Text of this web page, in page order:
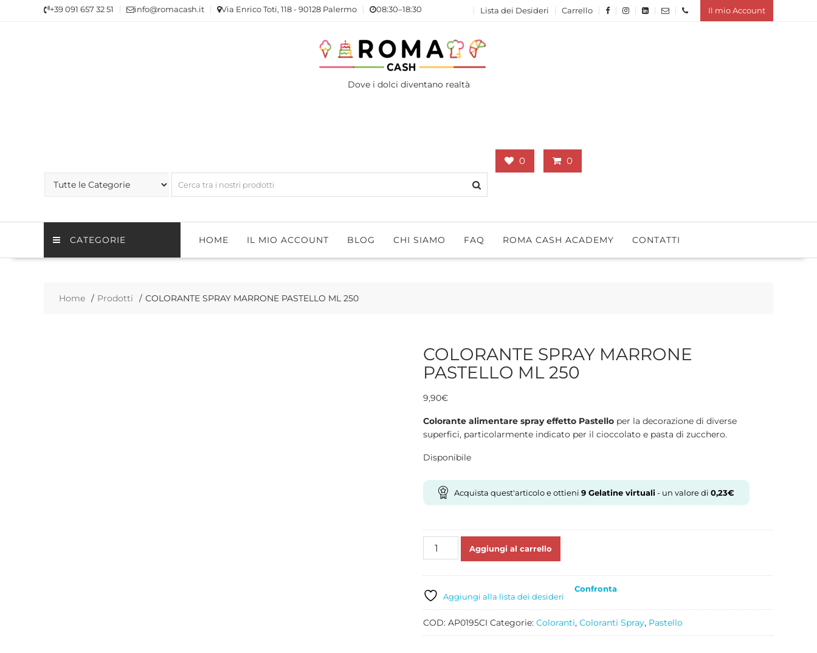
+39 091 657 32 51 info@romacash.it Via Enrico Toti, 118 - 90128 Palermo 08:30–18:30 Lista dei Desideri Carrello Il mio Account
Dove i dolci diventano realtà
0 0
CATEGORIE HOME IL MIO ACCOUNT BLOG CHI SIAMO FAQ ROMA CASH ACADEMY CONTATTI
Home Prodotti COLORANTE SPRAY MARRONE PASTELLO ML 250
COLORANTE SPRAY MARRONE
PASTELLO ML 250
9,90€
Colorante alimentare spray effetto Pastello per la decorazione di diverse
superfici, particolarmente indicato per il cioccolato e pasta di zucchero.
Disponibile
Acquista quest'articolo e ottieni 9 Gelatine virtuali- un valore di 0,23€
COLORANTE
ML
250
quantità
Aggiungi al carrello
Aggiungi alla lista dei desideri
Confronta
COD: AP0195CI Categorie: Coloranti, Coloranti Spray, Pastello